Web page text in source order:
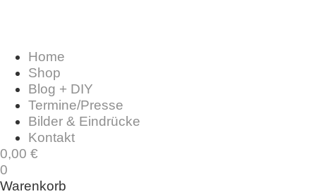
Home
Shop
Blog + DIY
Termine/Presse
Bilder & Eindrücke
Kontakt
0,00 €
0
Warenkorb